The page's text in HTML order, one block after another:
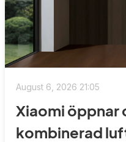
August 6, 2026 21:05
Xiaomi
kombinerad